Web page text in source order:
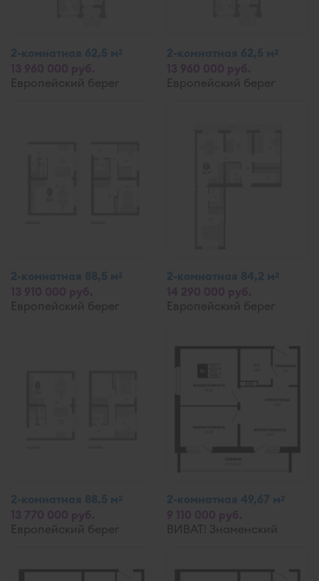
2-комнатная 62,5 м2
Европейский берег
2-комнатная 62,5 м2
Европейский берег
2-комнатная 88,5 м2
Европейский берег
2-комнатная 84,2 м2
Европейский берег
2-комнатная 88,5 м2
Европейский берег
2-комнатная 49,67 м2
ВИВАТ! Знаменский